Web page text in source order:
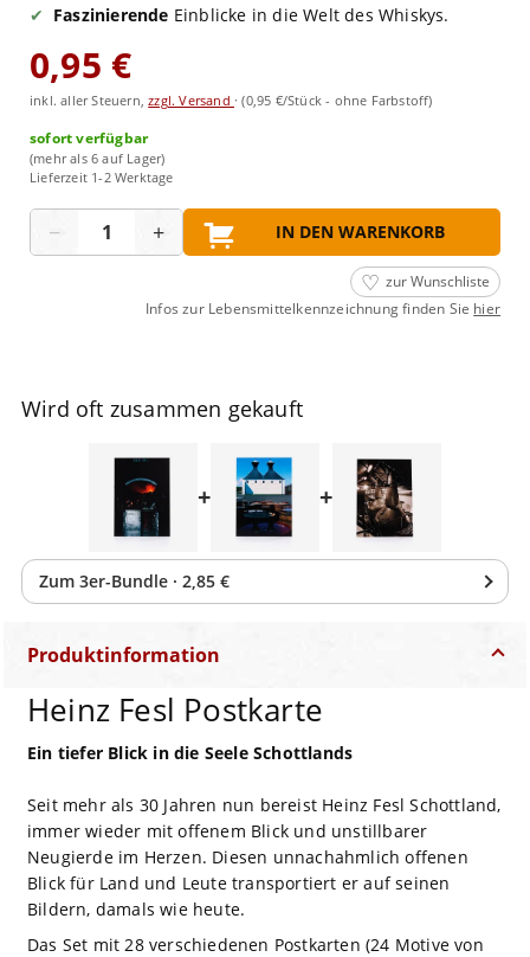
Faszinierende Einblicke in die Welt des Whiskys.
0,95 €
inkl. aller Steuern,zzgl. Versand ·(0,95 €/Stück - ohne Farbstoff)
sofort verfügbar
(mehr als 6 auf Lager)
Lieferzeit 1-2 Werktage
− + IN DEN WARENKORB
zur Wunschliste
Infos zur Lebensmittelkennzeichnung finden Sie hier
Wird oft zusammen gekauft
+ +
Zum 3er-Bundle · 2,85 €
Produktinformation
Heinz Fesl Postkarte
Ein tiefer Blick in die Seele Schottlands
Seit mehr als 30 Jahren nun bereist Heinz Fesl Schottland,
immer wieder mit offenem Blick und unstillbarer
Neugierde im Herzen. Diesen unnachahmlich offenen
Blick für Land und Leute transportiert er auf seinen
Bildern, damals wie heute.
Das Set mit 28 verschiedenen Postkarten (24 Motive von